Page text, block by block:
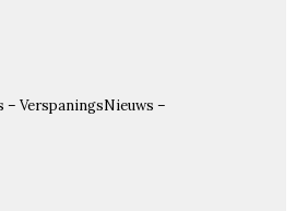
VerspaningsNieuws –